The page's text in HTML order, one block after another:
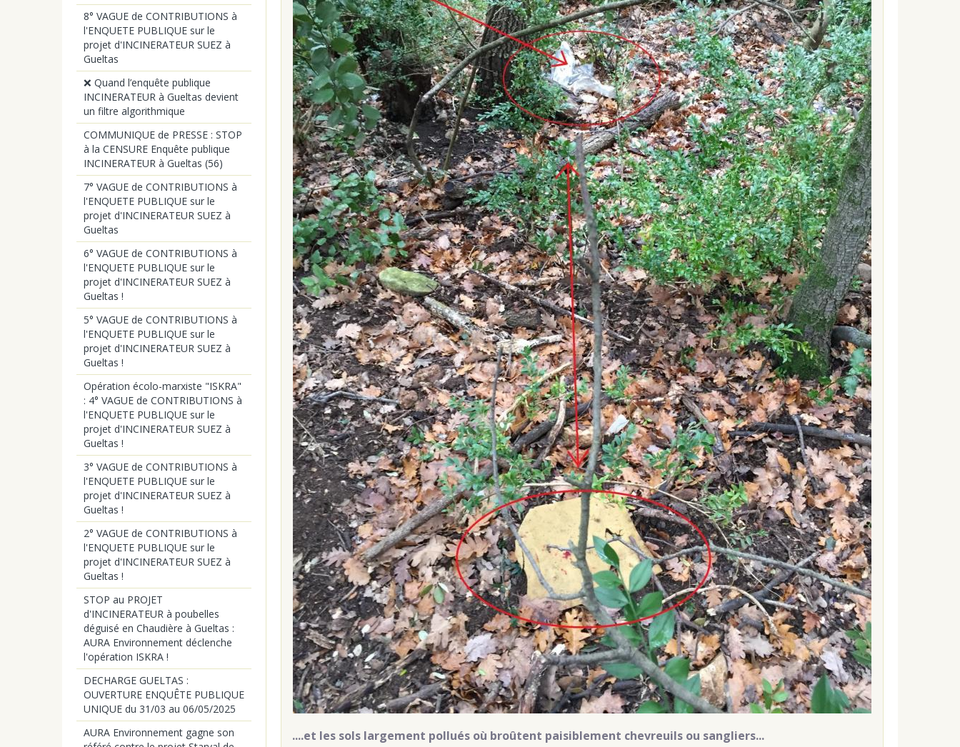
....et les sols largement pollués où broûtent paisiblement chevreuils ou sangliers...
8° VAGUE de CONTRIBUTIONS à
l'ENQUETE PUBLIQUE sur le
projet d'INCINERATEUR SUEZ à
Gueltas
❌ Quand l’enquête publique
INCINERATEUR à Gueltas devient
un filtre algorithmique
COMMUNIQUE de PRESSE : STOP
à la CENSURE Enquête publique
INCINERATEUR à Gueltas (56)
7° VAGUE de CONTRIBUTIONS à
l'ENQUETE PUBLIQUE sur le
projet d'INCINERATEUR SUEZ à
Gueltas
6° VAGUE de CONTRIBUTIONS à
l'ENQUETE PUBLIQUE sur le
projet d'INCINERATEUR SUEZ à
Gueltas !
5° VAGUE de CONTRIBUTIONS à
l'ENQUETE PUBLIQUE sur le
projet d'INCINERATEUR SUEZ à
Gueltas !
Opération écolo-marxiste "ISKRA"
: 4° VAGUE de CONTRIBUTIONS à
l'ENQUETE PUBLIQUE sur le
projet d'INCINERATEUR SUEZ à
Gueltas !
3° VAGUE de CONTRIBUTIONS à
l'ENQUETE PUBLIQUE sur le
projet d'INCINERATEUR SUEZ à
Gueltas !
2° VAGUE de CONTRIBUTIONS à
l'ENQUETE PUBLIQUE sur le
projet d'INCINERATEUR SUEZ à
Gueltas !
STOP au PROJET
d'INCINERATEUR à poubelles
déguisé en Chaudière à Gueltas :
AURA Environnement déclenche
l'opération ISKRA !
DECHARGE GUELTAS :
OUVERTURE ENQUÊTE PUBLIQUE
UNIQUE du 31/03 au 06/05/2025
AURA Environnement gagne son